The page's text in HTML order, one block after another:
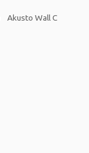
Akusto Wall C